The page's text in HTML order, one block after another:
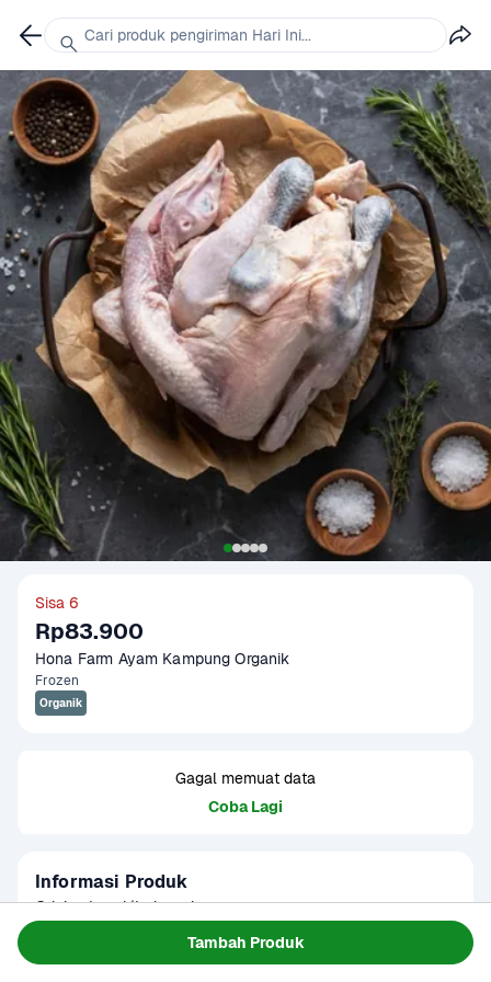
Tambah Produk
Sisa 6
Rp83.900
Hona Farm Ayam Kampung Organik
Frozen
Organik
Gagal memuat data
Coba Lagi
Informasi Produk
Origin : Local/Indonesia
Gramation : 600-700 gram, 700-800 gram, 900-1000 gram
Cari produk pengiriman Hari Ini...